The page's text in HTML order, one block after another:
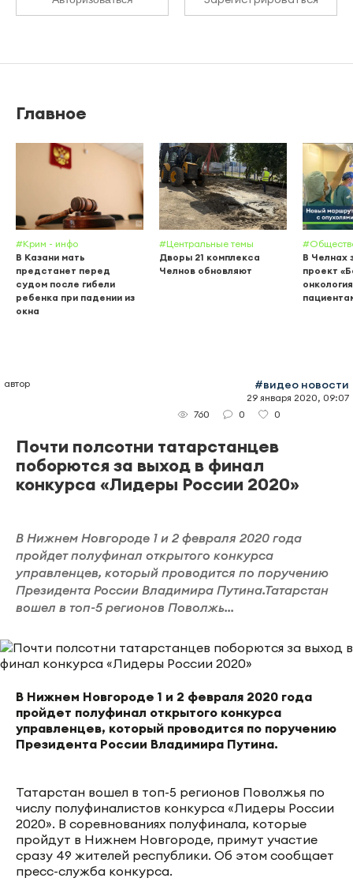
Главное
#Крим - инфо
В Казани мать
предстанет перед
судом после гибели
ребенка при падении из
окна
#Центральные темы
Дворы 21 комплекса
Челнов обновляют
В Челнах
проект
автор #видео новости
29 января 2020, 09:07
760
0 0
Почти полсотни татарстанцев
поборются за выход в финал
конкурса «Лидеры России 2020»
В Нижнем Новгороде 1 и 2 февраля 2020 года
пройдет полуфинал открытого конкурса
управленцев, который проводится по поручению
Президента России Владимира Путина.Татарстан
вошел в топ-5 регионов Поволжь...
В Нижнем Новгороде 1 и 2 февраля 2020 года
пройдет полуфинал открытого конкурса
управленцев, который проводится по поручению
Президента России Владимира Путина.
Татарстан вошел в топ-5 регионов Поволжья по
числу полуфиналистов конкурса «Лидеры России
2020». В соревнованиях полуфинала, которые
пройдут в Нижнем Новгороде, примут участие
сразу 49 жителей республики. Об этом сообщает
пресс-служба конкурса.